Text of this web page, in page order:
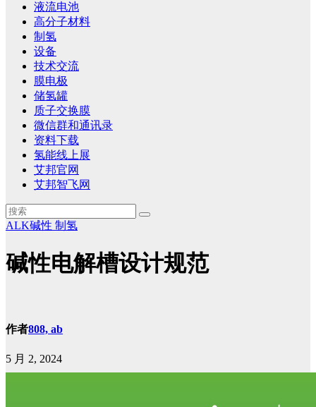
液流电池
高分子材料
制氢
设备
技术交流
膜电极
储氢罐
质子交换膜
微信群和通讯录
资料下载
氢能线上展
艾邦官网
艾邦智飞网
ALK碱性 制氢
碱性电解槽设计规范
作者808, ab
5 月 2, 2024